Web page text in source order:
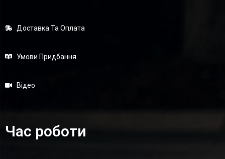
Доставка Та Оплата
Умови Придбання
Відео
Час роботи